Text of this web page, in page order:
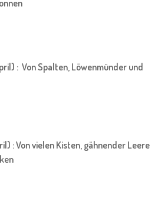
: Von Spalten, Löwenmünder und
: Von vielen Kisten, gähnender Leere